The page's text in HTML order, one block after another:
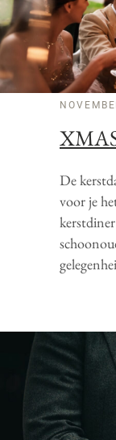
De
voor je